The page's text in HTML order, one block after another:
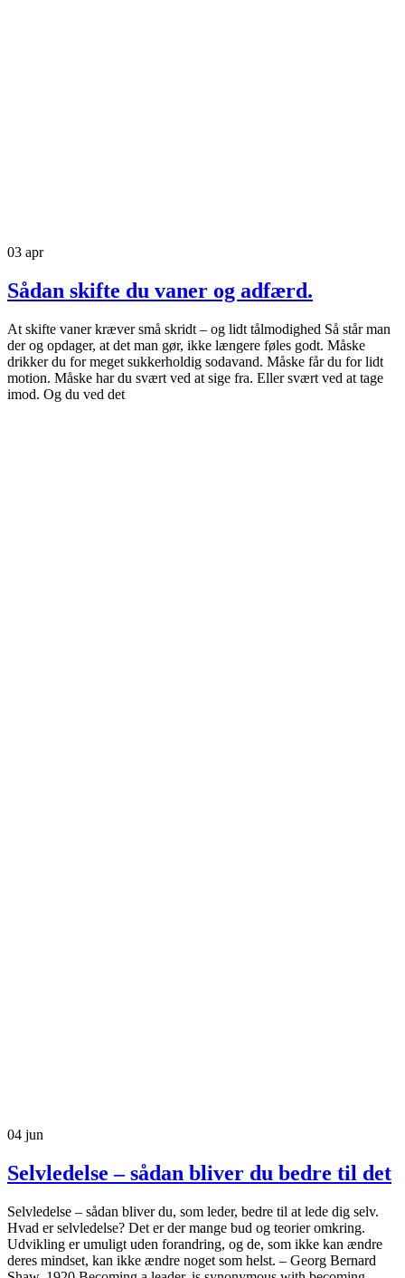
03 apr
Sådan skifte du vaner og adfærd.
At skifte vaner kræver små skridt – og lidt tålmodighed Så står man
der og opdager, at det man gør, ikke længere føles godt. Måske
drikker du for meget sukkerholdig sodavand. Måske får du for lidt
motion. Måske har du svært ved at sige fra. Eller svært ved at tage
imod. Og du ved det
04 jun
Selvledelse – sådan bliver du bedre til det
Selvledelse – sådan bliver du, som leder, bedre til at lede dig selv.
Hvad er selvledelse? Det er der mange bud og teorier omkring.
Udvikling er umuligt uden forandring, og de, som ikke kan ændre
deres mindset, kan ikke ændre noget som helst. – Georg Bernard